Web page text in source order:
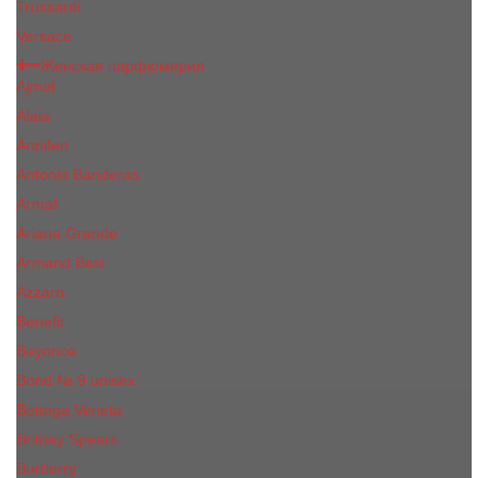
Trussardi
Versace
Женская парфюмерия
Ajmal
Alaia
Annifen
Antonio Banderas
Armaf
Ariana Grande
Armand Basi
Azzaro
Benefit
Beyonce
Bond № 9 unisex
Bottega Veneta
Britney Spears
Burberry